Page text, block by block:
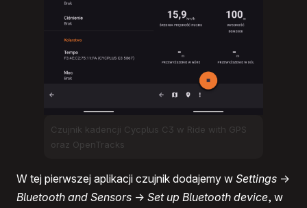
Czujnik kadencji Cycplus C3 w Ride with GPS
oraz OpenTracks
W tej pierwszej aplikacji czujnik dodajemy w Settings ->
Bluetooth and Sensors -> Set up Bluetooth device, w